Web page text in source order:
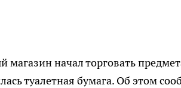
начал торговать
туалетная бумага. Об этом